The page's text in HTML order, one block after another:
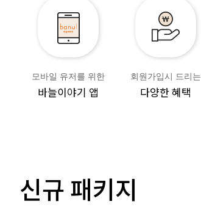
모바일 유저를 위한
바늘이야기 앱
회원가입시 드리는
다양한 혜택
신규 패키지